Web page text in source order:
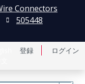
登録 ログイン
Connectors
505448